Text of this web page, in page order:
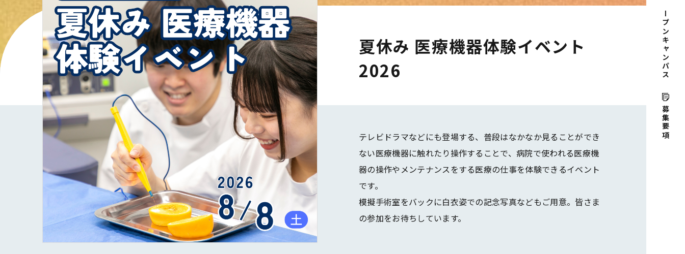
オープンキャンパス
募集要項
夏休み 医療機器体験イベント
2026
テレビドラマなどにも登場する、普段はなかなか見ることができ
ない医療機器に触れたり操作することで、病院で使われる医療機
器の操作やメンテナンスをする医療の仕事を体験できるイベント
です。
模擬手術室をバックに白衣姿での記念写真などもご用意。皆さま
の参加をお待ちしています。